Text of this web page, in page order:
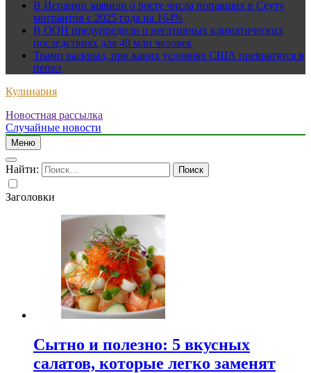
В Испании заявили о росте числа попавших в Сеуту
мигрантов с 2025 года на 164%
В ООН предупредили о негативных климатических
последствиях для 49 млн человек
Трамп раскрыл, при каких условиях США превратятся в
пепел
Кулинария
Новостная рассылка
Случайные новости
Меню
Найти:
Заголовки
Сытно и полезно: 5 вкусных
салатов, которые легко заменят